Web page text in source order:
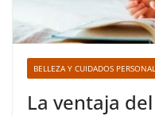
BELLEZA Y CUIDADOS
La ventaja